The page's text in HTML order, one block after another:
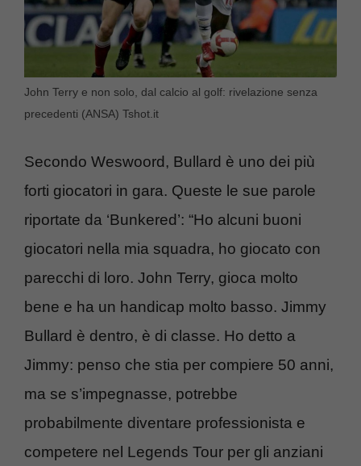
John Terry e non solo, dal calcio al golf: rivelazione senza
precedenti (ANSA) Tshot.it
Secondo Weswoord, Bullard è uno dei più
forti giocatori in gara. Queste le sue parole
riportate da ‘Bunkered’: “Ho alcuni buoni
giocatori nella mia squadra, ho giocato con
parecchi di loro. John Terry, gioca molto
bene e ha un handicap molto basso. Jimmy
Bullard è dentro, è di classe. Ho detto a
Jimmy: penso che stia per compiere 50 anni,
ma se s’impegnasse, potrebbe
probabilmente diventare professionista e
competere nel Legends Tour per gli anziani